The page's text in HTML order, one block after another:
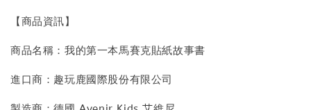
【商品資訊】
商品名稱：我的第一本馬賽克貼紙故事書
進口商：趣玩鹿國際股份有限公司